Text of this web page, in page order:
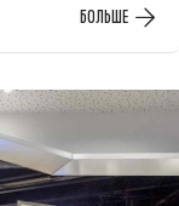
БОЛЬШЕ